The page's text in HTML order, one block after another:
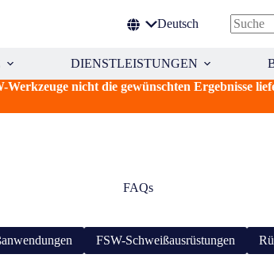
Deutsch
DIENSTLEISTUNGEN
nicht die gewünschten Ergebnisse
FAQs
FSW-Schweißausrüstungen